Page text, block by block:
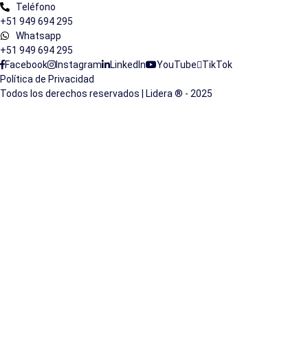
Teléfono
+51 949 694 295
Whatsapp
+51 949 694 295
Facebook
Instagram LinkedIn YouTube
TikTok
Política de Privacidad
Todos los derechos reservados | Lidera ® - 2025